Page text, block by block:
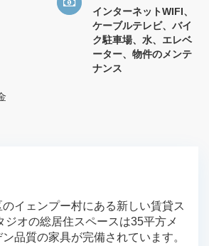
インターネットWIFI、
ケーブルテレビ、バイ
ク駐車場、水、エレベ
ーター、物件のメンテ
ナンス
イェンプー村にある新しい賃貸ス
ジオの総居住スペースは35平方メ
品質の家具が完備されています。